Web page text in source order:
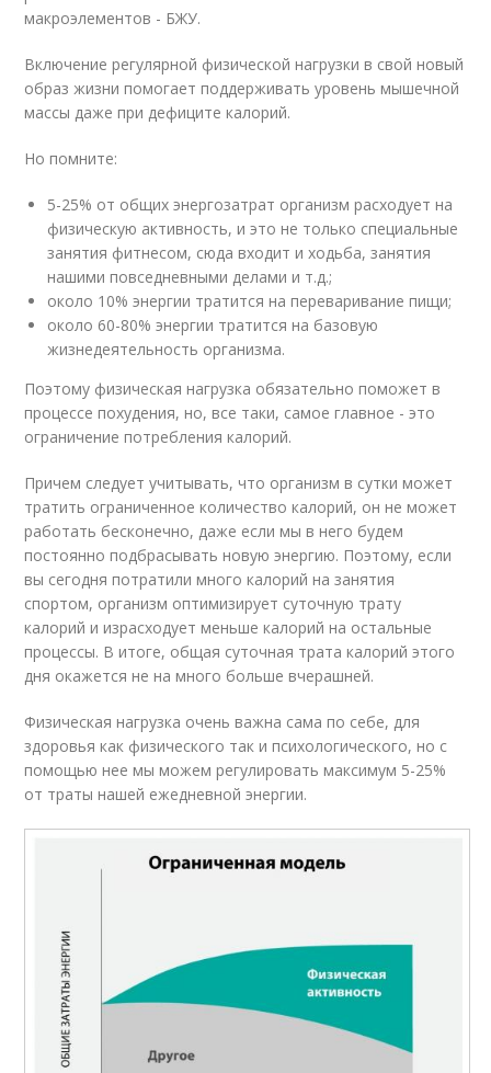
макроэлементов - БЖУ.
Включение регулярной физической нагрузки в свой новый
образ жизни помогает поддерживать уровень мышечной
массы даже при дефиците калорий.
Но помните:
5-25% от общих энергозатрат организм расходует на
физическую активность, и это не только специальные
занятия фитнесом, сюда входит и ходьба, занятия
нашими повседневными делами и т.д.;
около 10% энергии тратится на переваривание пищи;
около 60-80% энергии тратится на базовую
жизнедеятельность организма.
Поэтому физическая нагрузка обязательно поможет в
процессе похудения, но, все таки, самое главное - это
ограничение потребления калорий.
Причем следует учитывать, что организм в сутки может
тратить ограниченное количество калорий, он не может
работать бесконечно, даже если мы в него будем
постоянно подбрасывать новую энергию. Поэтому, если
вы сегодня потратили много калорий на занятия
спортом, организм оптимизирует суточную трату
калорий и израсходует меньше калорий на остальные
процессы. В итоге, общая суточная трата калорий этого
дня окажется не на много больше вчерашней.
Физическая нагрузка очень важна сама по себе, для
здоровья как физического так и психологического, но с
помощью нее мы можем регулировать максимум 5-25%
от траты нашей ежедневной энергии.